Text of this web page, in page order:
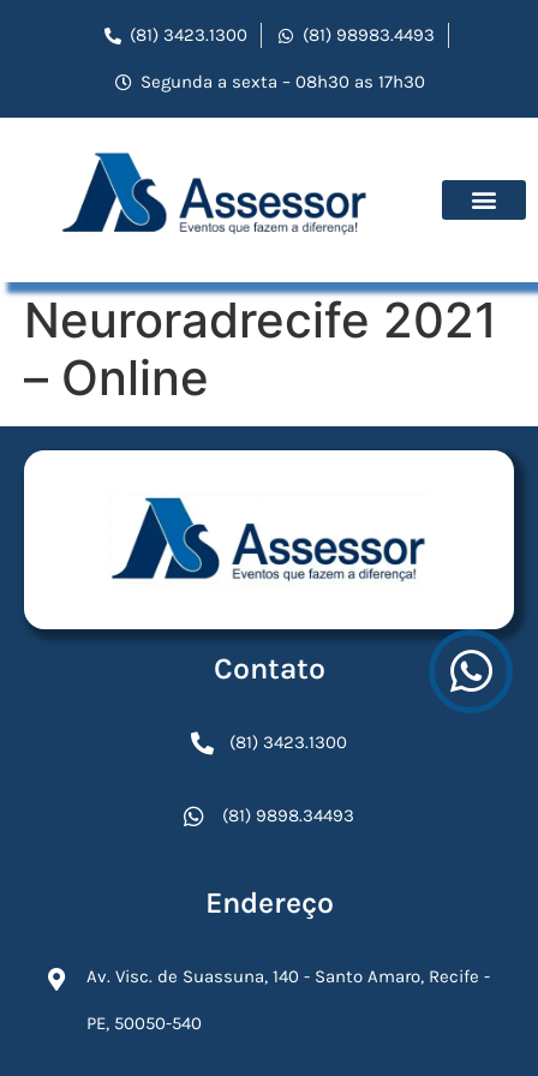
(81) 3423.1300 (81) 98983.4493
Segunda a sexta – 08h30 as 17h30
Neuroradrecife 2021
– Online
Contato
(81) 3423.1300
(81) 9898.34493
Endereço
Av. Visc. de Suassuna, 140 - Santo Amaro, Recife -
PE, 50050-540